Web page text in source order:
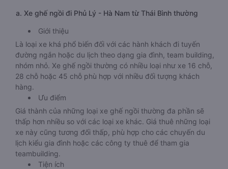
a. Xe ghế ngồi đi Phủ Lý - Hà Nam từ Thái Bình thường
Giới thiệu
Là loại xe khá phổ biến đối với các hành khách đi tuyến
đường ngắn hoặc du lịch theo dạng gia đình, team building,
nhóm nhỏ. Xe ghế ngồi thường có nhiều loại như xe 16 chỗ,
28 chỗ hoặc 45 chỗ phù hợp với nhiều đối tượng khách
hàng.
Ưu điểm
Giá thành của những loại xe ghế ngồi thường đa phần sẽ
thấp hơn nhiều so với các loại xe khác. Giá thuê những loại
xe này cũng tương đối thấp, phù hợp cho các chuyến du
lịch kiểu gia đình hoặc các công ty thuê để tham gia
teambuilding.
Tiện ích